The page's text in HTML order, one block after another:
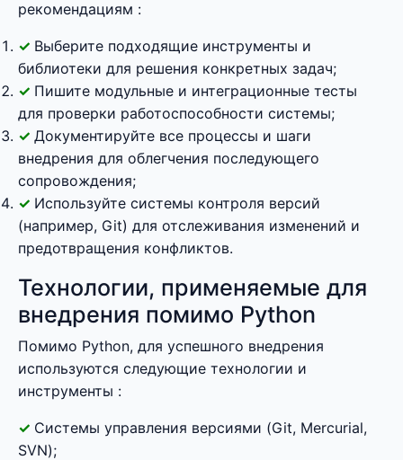
рекомендациям :
Выберите подходящие инструменты и
библиотеки для решения конкретных задач;
Пишите модульные и интеграционные тесты
для проверки работоспособности системы;
Документируйте все процессы и шаги
внедрения для облегчения последующего
сопровождения;
Используйте системы контроля версий
(например, Git) для отслеживания изменений и
предотвращения конфликтов.
Технологии, применяемые для
внедрения помимо Python
Помимо Python, для успешного внедрения
используются следующие технологии и
инструменты :
Системы управления версиями (Git, Mercurial,
SVN);